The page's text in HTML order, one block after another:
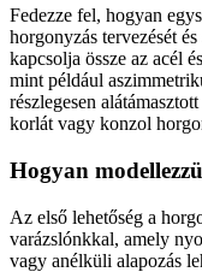
Fedezze fel, hogyan
horgonyzás tervezését
kapcsolja össze az acél
mint például
részlegesen
korlát vagy konzol
Hogyan
Az első lehetőség a
varázslónkkal, amely
vagy anélküli alapozás